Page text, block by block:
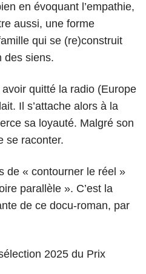
en évoquant l’empathie,
aussi, une forme
qui se (re)construit
des siens.
quitté la radio (Europe
Il s’attache alors à la
sa loyauté. Malgré son
se raconter.
de « contourner le réel »
parallèle ». C’est la
de ce docu-roman, par
2025 du Prix